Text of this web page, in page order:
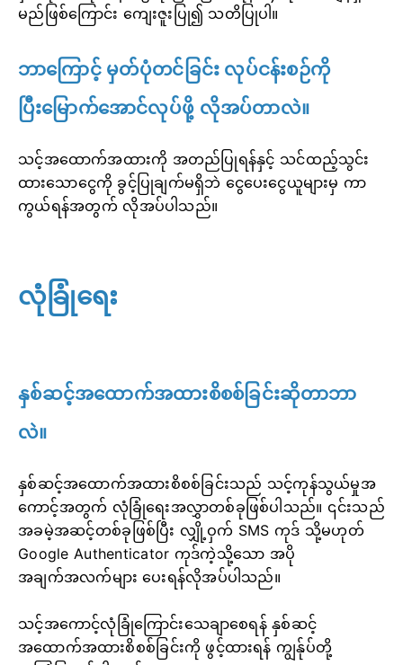
မည်ဖြစ်ကြောင်း ကျေးဇူးပြု၍ သတိပြုပါ။
ဘာကြောင့် မှတ်ပုံတင်ခြင်း လုပ်ငန်းစဉ်ကို
ပြီးမြောက်အောင်လုပ်ဖို့ လိုအပ်တာလဲ။
သင့်အထောက်အထားကို အတည်ပြုရန်နှင့် သင်ထည့်သွင်း
ထားသောငွေကို ခွင့်ပြုချက်မရှိဘဲ ငွေပေးငွေယူများမှ ကာ
ကွယ်ရန်အတွက် လိုအပ်ပါသည်။
လုံခြုံရေး
နှစ်ဆင့်အထောက်အထားစိစစ်ခြင်းဆိုတာဘာ
လဲ။
နှစ်ဆင့်အထောက်အထားစိစစ်ခြင်းသည် သင့်ကုန်သွယ်မှုအ
ကောင့်အတွက် လုံခြုံရေးအလွှာတစ်ခုဖြစ်ပါသည်။ ၎င်းသည်
အခမဲ့အဆင့်တစ်ခုဖြစ်ပြီး လျှို့ဝှက် SMS ကုဒ် သို့မဟုတ်
Google Authenticator ကုဒ်ကဲ့သို့သော အပို
အချက်အလက်များ ပေးရန်လိုအပ်ပါသည်။
သင့်အကောင့်လုံခြုံကြောင်းသေချာစေရန် နှစ်ဆင့်
အထောက်အထားစိစစ်ခြင်းကို ဖွင့်ထားရန် ကျွန်ုပ်တို့